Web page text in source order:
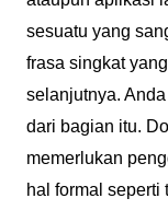
sesuatu yang
frasa singkat
selanjutnya.
dari bagian itu.
memerlukan
hal formal seperti